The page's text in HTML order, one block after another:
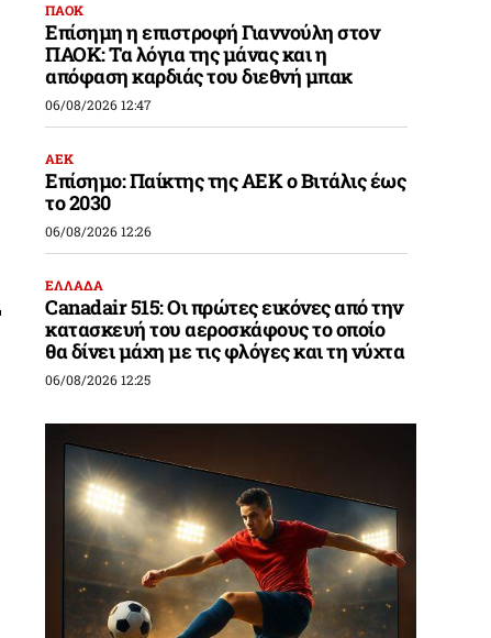
ΠΑΟΚ
Επίσημη η επιστροφή Γιαννούλη στον
ΠΑΟΚ: Τα λόγια της μάνας και η
απόφαση καρδιάς του διεθνή μπακ
06/08/2026 12:47
ΑΕΚ
Επίσημο: Παίκτης της ΑΕΚ ο Βιτάλις έως
το 2030
06/08/2026 12:26
ΕΛΛΑΔΑ
Canadair 515: Οι πρώτες εικόνες από την
κατασκευή του αεροσκάφους το οποίο
θα δίνει μάχη με τις φλόγες και τη νύχτα
06/08/2026 12:25